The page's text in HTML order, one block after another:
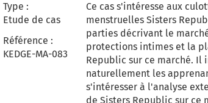
décrypter. L'originalité du
un choix de produit qui
étudiants à une
publique et d'inclusion
abordée dans les études
gestion. Ce cas démontre
que le marketing peut être
d'entreprises à impact,
Type :
Etude de cas
Référence :
KEDGE-MA-083
Ce cas s'intéresse aux
menstruelles Sisters
parties décrivant le
protections intimes et la
Republic sur ce marché. Il
naturellement les
s'intéresser à l'analyse
de Sisters Republic sur ce